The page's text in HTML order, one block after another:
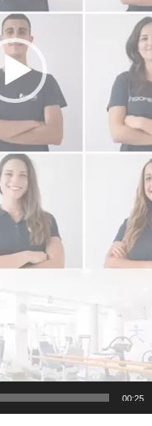
Video
Player
00:25